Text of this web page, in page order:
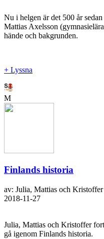
Nu i helgen är det 500 år
Mattias Axelsson
hände och bakgrunden.
+ Lyssna
M
Finlands historia
av: Julia, Mattias och Kristoffer
2018-11-27
Julia, Mattias och Kristoffer
gå igenom Finlands historia.